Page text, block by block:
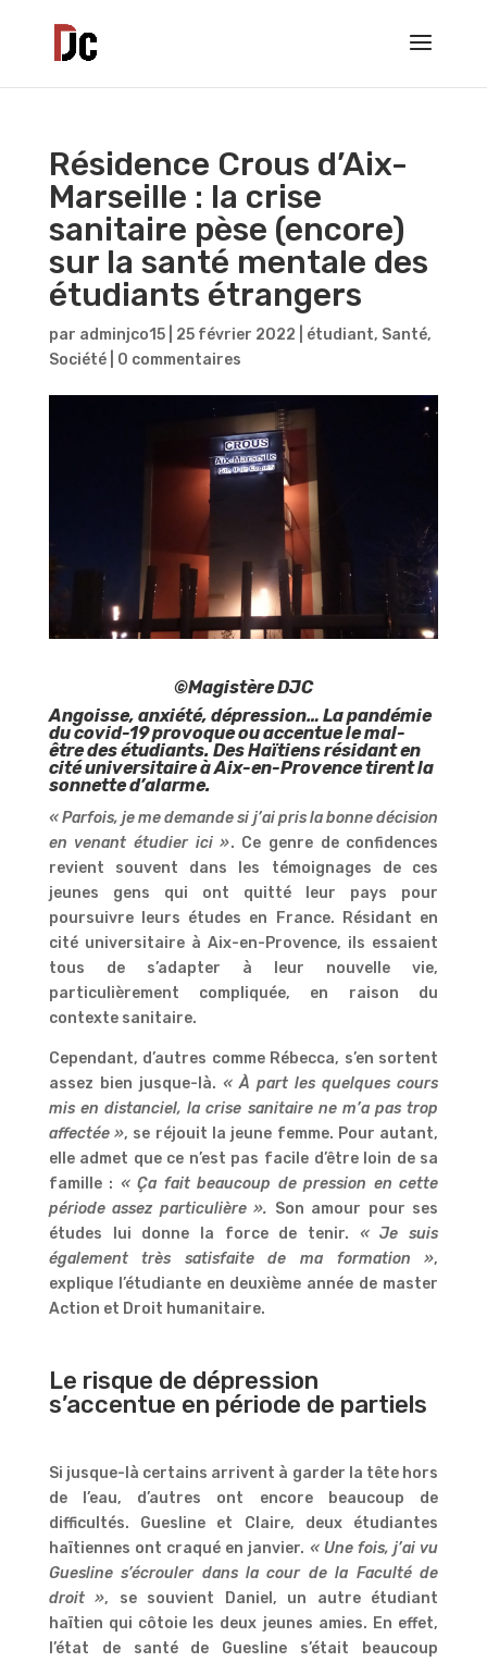
Résidence Crous d’Aix-
Marseille : la crise
sanitaire pèse (encore)
sur la santé mentale des
étudiants étrangers
par adminjco15| 25 février 2022 étudiant, Santé,
Société| 0 commentaires
©Magistère DJC
Angoisse, anxiété, dépression… La pandémie
du covid-19 provoque ou accentue le mal-
être des étudiants. Des Haïtiens résidant en
cité universitaire à Aix-en-Provence tirent la
sonnette d’alarme.
« Parfois, je me demande si j’ai pris la bonne décision
en venant étudier ici ». Ce genre de confidences
revient souvent dans les témoignages de ces
jeunes gens qui ont quitté leur pays pour
poursuivre leurs études en France. Résidant en
cité universitaire à Aix-en-Provence, ils essaient
tous de s’adapter à leur nouvelle vie,
particulièrement compliquée, en raison du
contexte sanitaire.
Cependant, d’autres comme Rébecca, s’en sortent
assez bien jusque-là. « À part les quelques cours
mis en distanciel, la crise sanitaire ne m’a pas trop
affectée », se réjouit la jeune femme. Pour autant,
elle admet que ce n’est pas facile d’être loin de sa
famille : « Ça fait beaucoup de pression en cette
période assez particulière ». Son amour pour ses
études lui donne la force de tenir. « Je suis
également très satisfaite de ma formation »,
explique l’étudiante en deuxième année de master
Action et Droit humanitaire.
Le risque de dépression
s’accentue en période de partiels
Si jusque-là certains arrivent à garder la tête hors
de l’eau, d’autres ont encore beaucoup de
difficultés. Guesline et Claire, deux étudiantes
haïtiennes ont craqué en janvier. « Une fois, j’ai vu
Guesline s’écrouler dans la cour de la Faculté de
droit », se souvient Daniel, un autre étudiant
haïtien qui côtoie les deux jeunes amies. En effet,
l’état de santé de Guesline s’était beaucoup